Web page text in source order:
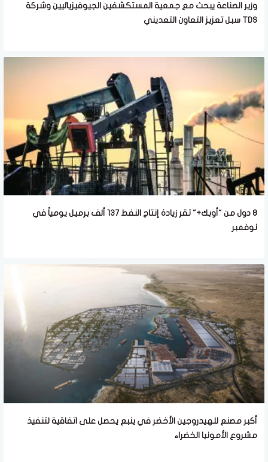
وزير الصناعة يبحث مع جمعية المستكشفين الجيوفيزيائيين وشركة
TDS سبل تعزيز التعاون التعديني
8 دول من "أوبك+" تقر زيادة إنتاج النفط 137 ألف برميل يومياً في
نوفمبر
أكبر مصنع للهيدروجين الأخضر في ينبع يحصل على اتفاقية لتنفيذ
مشروع الأمونيا الخضراء